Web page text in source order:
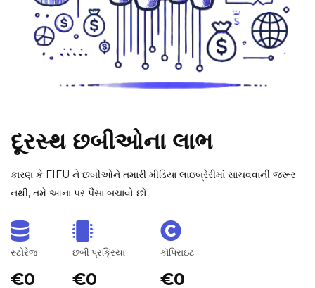
દૂરસ્થ છબીઓના લાભ
કારણ કે FIFU ને છબીઓને તમારી મીડિયા લાઇબ્રેરીમાં સાચવવાની જરૂર
નથી, તમે આના પર પૈસા બચાવો છો:
સ્ટોરેજ
€0
છબી પ્રક્રિયા
€0
કૉપિરાઇટ
€0